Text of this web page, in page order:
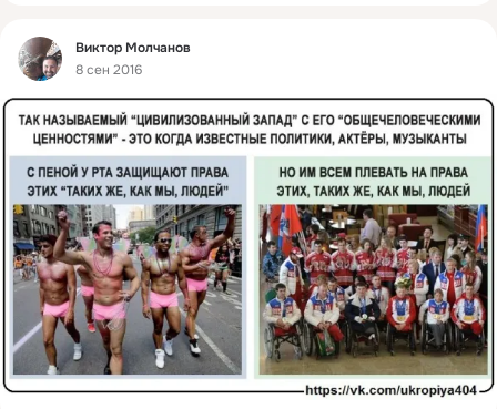
Фид
Виктор Молчанов
8 сен 2016